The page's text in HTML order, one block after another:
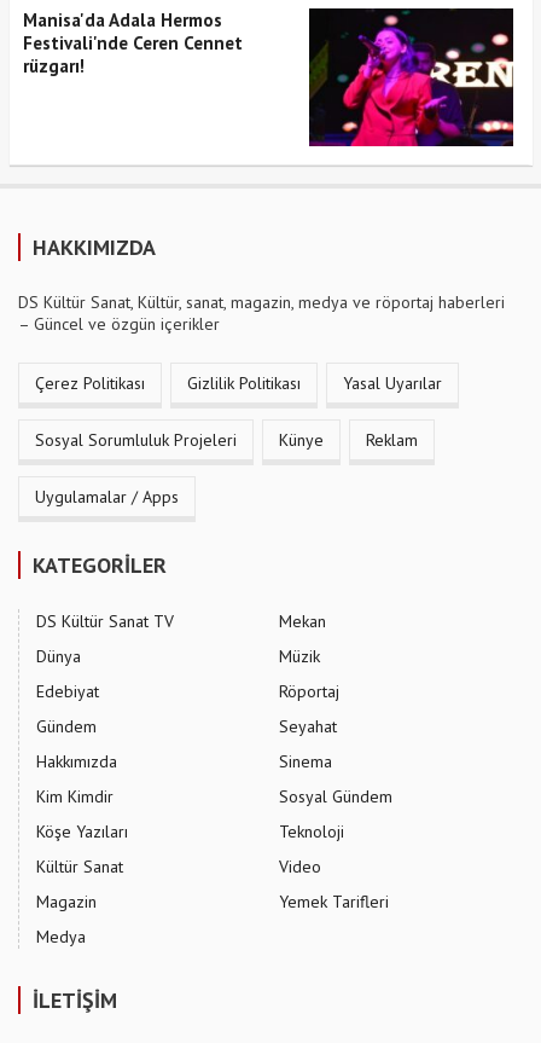
Manisa'da Adala Hermos
Festivali'nde Ceren Cennet
rüzgarı!
HAKKIMIZDA
DS Kültür Sanat, Kültür, sanat, magazin, medya ve röportaj haberleri
– Güncel ve özgün içerikler
Çerez Politikası Gizlilik Politikası Yasal Uyarılar
Sosyal Sorumluluk Projeleri Künye Reklam
Uygulamalar / Apps
KATEGORİLER
DS Kültür Sanat TV
Dünya
Edebiyat
Gündem
Hakkımızda
Kim Kimdir
Köşe Yazıları
Kültür Sanat
Magazin
Medya
Mekan
Müzik
Röportaj
Seyahat
Sinema
Sosyal Gündem
Teknoloji
Video
Yemek Tarifleri
İLETİŞİM